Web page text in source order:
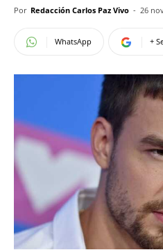
Por Redacción Carlos Paz Vivo - 26
WhatsApp +